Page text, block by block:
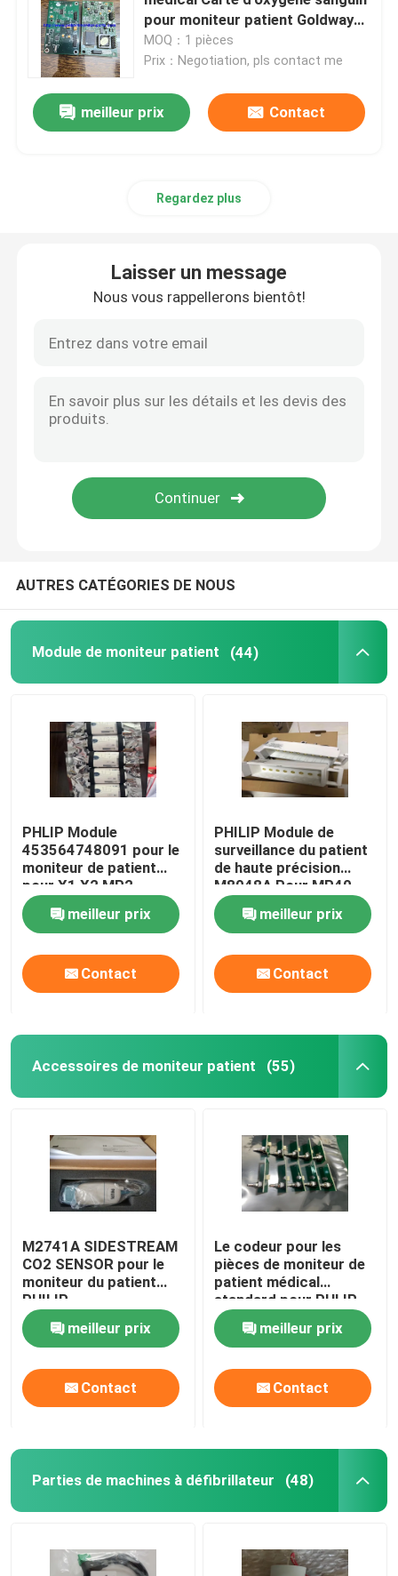
Accessoires de moniteur patient
Parties de machines à défibrillateur
Piles pour équipements médicaux
Moniteurs de patients utilisés
pour moniteur patient Goldway
UT4000A
MOQ：1 pièces
Prix：Negotiation, pls contact me
meilleur prix Contact
Regardez plus
Laisser un message
Nous vous rappellerons bientôt!
AUTRES CATÉGORIES DE NOUS
Module de moniteur patient (44)
PHLIP Module
453564748091 pour le
moniteur de patient
pour X1 X2 MP2
meilleur prix
Contact
PHILIP Module de
surveillance du patient
de haute précision
M8048A Pour MP40
MP50
meilleur prix
Contact
Accessoires de moniteur patient (55)
M2741A SIDESTREAM
CO2 SENSOR pour le
moniteur du patient
PHILIP
meilleur prix
Contact
Le codeur pour les
pièces de moniteur de
patient médical
standard pour PHLIP
VM6 VM8
meilleur prix
Contact
Parties de machines à défibrillateur (48)